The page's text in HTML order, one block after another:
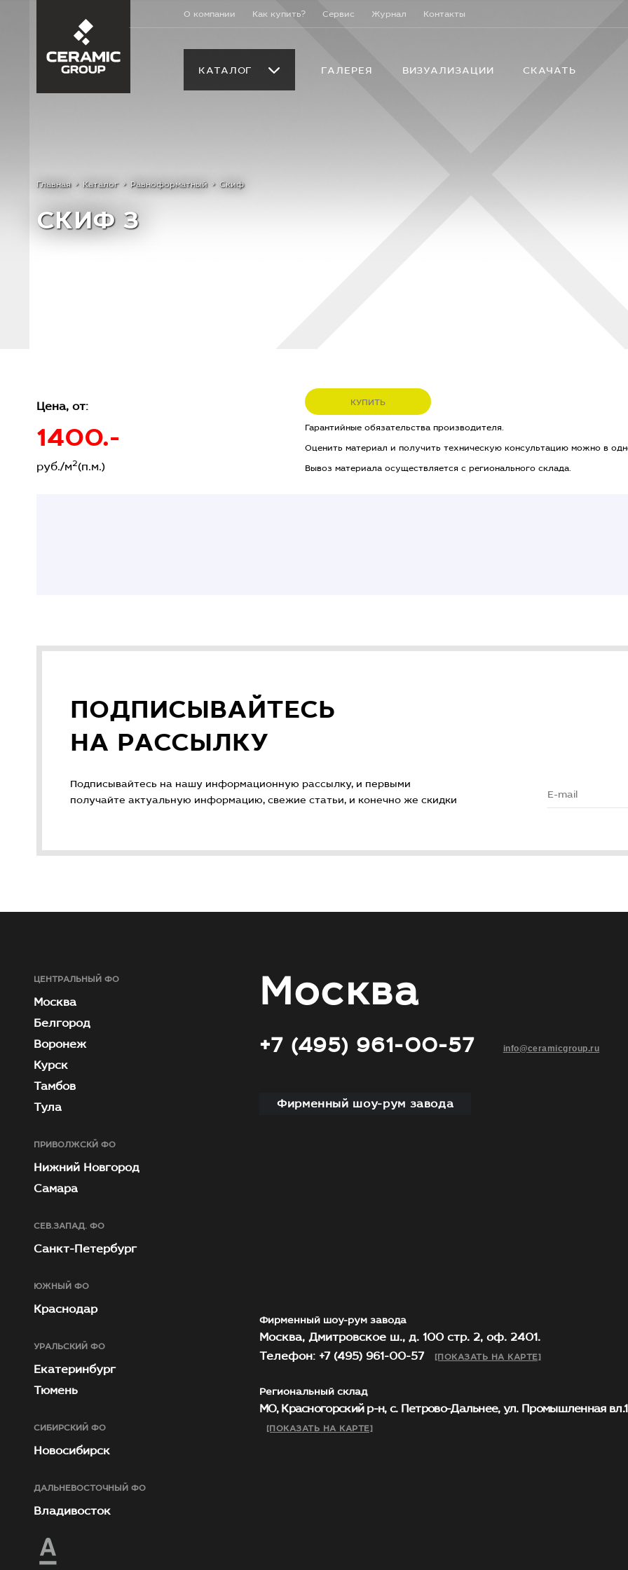
О компании Как купить? Сервис Журнал Контакты
КАТАЛОГ ГАЛЕРЕЯ ВИЗУАЛИЗАЦИИ СКАЧАТЬ
Главная Каталог Равноформатный Скиф
СКИФ 3
Цена, от:
1400.-
руб./м2(п.м.)
КУПИТЬ
Гарантийные обязательства производителя.
Оценить материал и получить техническую консультацию можно в
Вывоз материала осуществляется с регионального склада.
ПОДПИСЫВАЙТЕСЬ
НА РАССЫЛКУ
Подписывайтесь на нашу информационную рассылку, и первыми
получайте актуальную информацию, свежие статьи, и конечно же скидки
ЦЕНТРАЛЬНЫЙ ФО
Москва
Белгород
Воронеж
Курск
Тамбов
Тула
ПРИВОЛЖСКЙ ФО
Нижний Новгород
Самара
СЕВ.ЗАПАД. ФО
Санкт-Петербург
ЮЖНЫЙ ФО
Краснодар
УРАЛЬСКИЙ ФО
Екатеринбург
Тюмень
СИБИРСКИЙ ФО
Новосибирск
ДАЛЬНЕВОСТОЧНЫЙ ФО
Владивосток
Москва
+7 (495) 961-00-57 info@ceramicgroup.ru
Фирменный шоу-рум завода
Фирменный шоу-рум завода
Москва, Дмитровское ш., д. 100 стр. 2, оф. 2401.
Телефон: +7 (495) 961-00-57
[ПОКАЗАТЬ НА КАРТЕ]
Региональный склад
МО, Красногорский р-н, с. Петрово-Дальнее, ул. Промышленная
[ПОКАЗАТЬ НА КАРТЕ]